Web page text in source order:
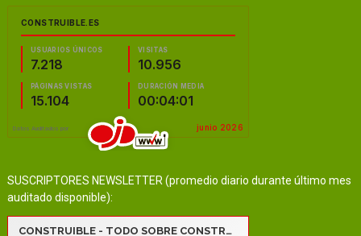
SUSCRIPTORES NEWSLETTER (promedio diario durante último mes
auditado disponible):